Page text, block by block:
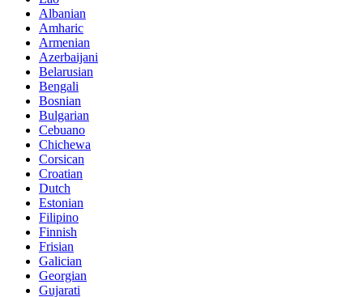
Albanian
Amharic
Armenian
Azerbaijani
Belarusian
Bengali
Bosnian
Bulgarian
Cebuano
Chichewa
Corsican
Croatian
Dutch
Estonian
Filipino
Finnish
Frisian
Galician
Georgian
Gujarati